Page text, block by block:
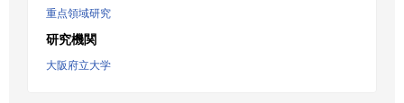
重点領域研究
研究機関
大阪府立大学